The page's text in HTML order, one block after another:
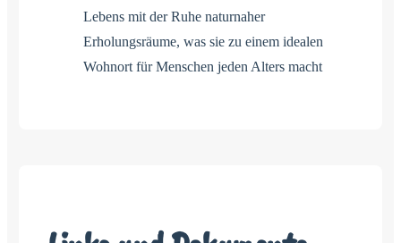
Lebens mit der Ruhe naturnaher
Erholungsräume, was sie zu einem idealen
Wohnort für Menschen jeden Alters macht